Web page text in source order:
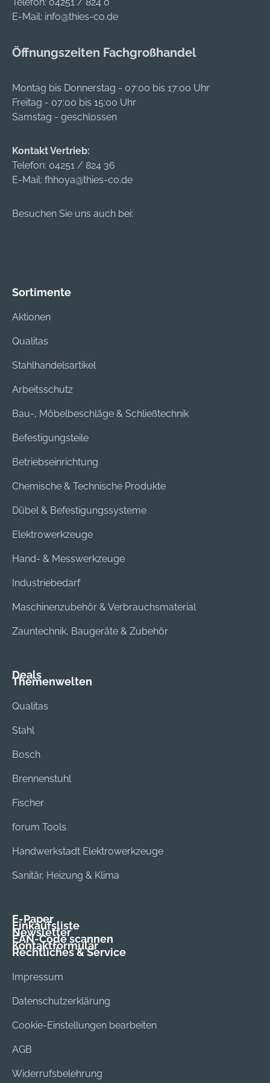
16, B16 und SDS
verfügbar und mit
gängigen Bohrern
kompatibel.
Informationen zur
Drehung gegen den
Uhrzeigersinn finden
Sie in den
E-Mail: info@thies-co.de
Öffnungszeiten Fachgroßhandel
Montag bis Donnerstag - 07:00 bis 17:00 Uhr
Freitag - 07:00 bis 15:00 Uhr
Samstag - geschlossen
Kontakt Vertrieb:
Telefon: 04251 / 824 36
E-Mail: fhhoya@thies-co.de
Besuchen Sie uns auch bei:
Sortimente
Aktionen
Qualitas
Stahlhandelsartikel
Arbeitsschutz
Bau-, Möbelbeschläge & Schließtechnik
Befestigungsteile
Betriebseinrichtung
Chemische & Technische Produkte
Dübel & Befestigungssysteme
Elektrowerkzeuge
Hand- & Messwerkzeuge
Industriebedarf
Maschinenzubehör & Verbrauchsmaterial
Zauntechnik, Baugeräte & Zubehör
Deals
Themenwelten
Qualitas
Stahl
Bosch
Brennenstuhl
Fischer
forum Tools
Handwerkstadt Elektrowerkzeuge
Sanitär, Heizung & Klima
E-Paper
Einkaufsliste
Newsletter
EAN-Code scannen
Kontaktformular
Rechtliches & Service
Impressum
Datenschutzerklärung
Cookie-Einstellungen bearbeiten
AGB
Widerrufsbelehrung